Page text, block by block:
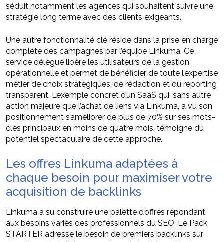
séduit notamment les agences qui souhaitent suivre une
stratégie long terme avec des clients exigeants.
Une autre fonctionnalité clé réside dans la prise en charge
complète des campagnes par l’équipe Linkuma. Ce
service délégué libère les utilisateurs de la gestion
opérationnelle et permet de bénéficier de toute l’expertise
métier de choix stratégiques, de rédaction et du reporting
transparent. L’exemple concret d’un SaaS qui, sans autre
action majeure que l’achat de liens via Linkuma, a vu son
positionnement s’améliorer de plus de 70% sur ses mots-
clés principaux en moins de quatre mois, témoigne du
potentiel spectaculaire de cette approche.
Les offres Linkuma adaptées à
chaque besoin pour maximiser votre
acquisition de backlinks
Linkuma a su construire une palette d’offres répondant
aux besoins variés des professionnels du SEO. Le Pack
STARTER adresse le besoin de premiers backlinks sur